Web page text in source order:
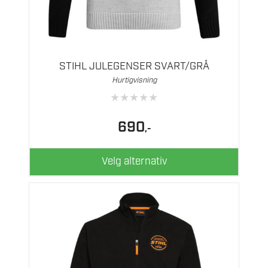
STIHL JULEGENSER SVART/GRÅ
Hurtigvisning
★★★★★
690,-
Velg alternativ
Dette
produktet
produktsiden